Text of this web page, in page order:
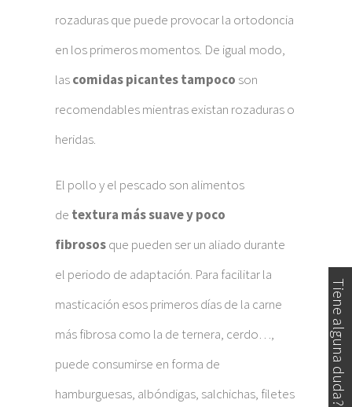
rozaduras que puede provocar la ortodoncia
en los primeros momentos. De igual modo,
lascomidas picantes tampoco son
recomendables mientras existan rozaduras o
heridas.
El pollo y el pescado son alimentos
de textura más suave y poco
fibrososque pueden ser un aliado durante
el periodo de adaptación. Para facilitar la
masticación esos primeros días de la carne
más fibrosa como la de ternera, cerdo…,
puede consumirse en forma de
hamburguesas, albóndigas, salchichas, filetes
Tiene alguna duda?